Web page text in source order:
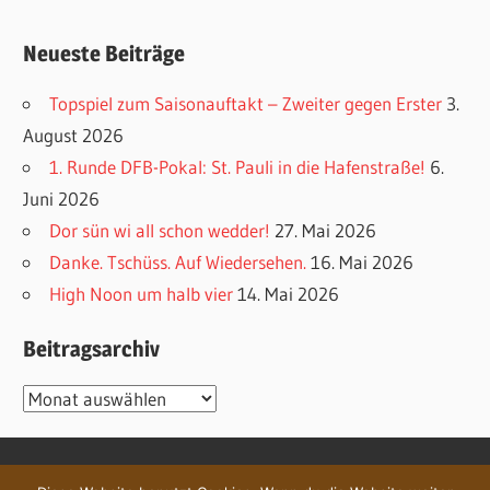
Neueste Beiträge
Topspiel zum Saisonauftakt – Zweiter gegen Erster 3.
August 2026
1. Runde DFB-Pokal: St. Pauli in die Hafenstraße! 6.
Juni 2026
Dor sün wi all schon wedder! 27. Mai 2026
Danke. Tschüss. Auf Wiedersehen. 16. Mai 2026
High Noon um halb vier 14. Mai 2026
Beitragsarchiv
Beitragsarchiv